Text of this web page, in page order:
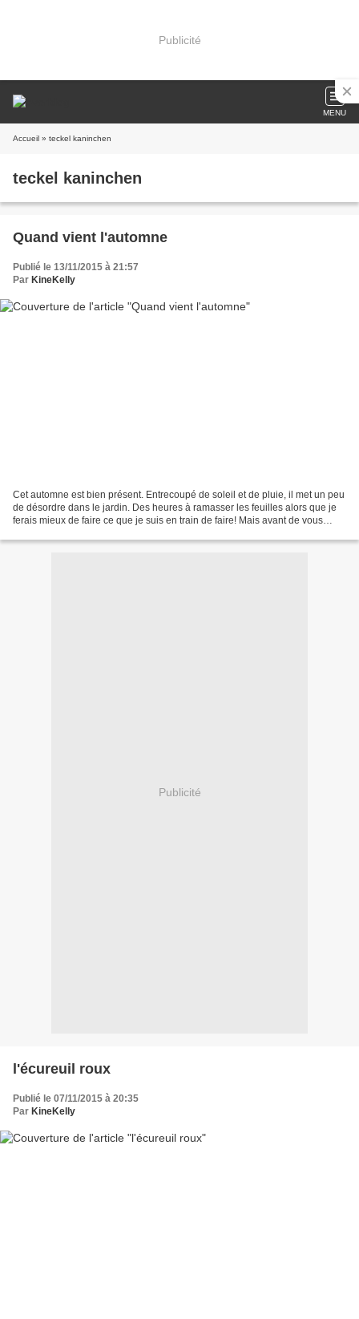
Publicité
MENU
Accueil » teckel kaninchen
teckel kaninchen
Quand vient l'automne
Publié le 13/11/2015 à 21:57
Par KineKelly
Cet automne est bien présent. Entrecoupé de soleil et de pluie, il met un peu
de désordre dans le jardin. Des heures à ramasser les feuilles alors que je
ferais mieux de faire ce que je suis en train de faire! Mais avant de vous
Publicité
l'écureuil roux
Publié le 07/11/2015 à 20:35
Par KineKelly